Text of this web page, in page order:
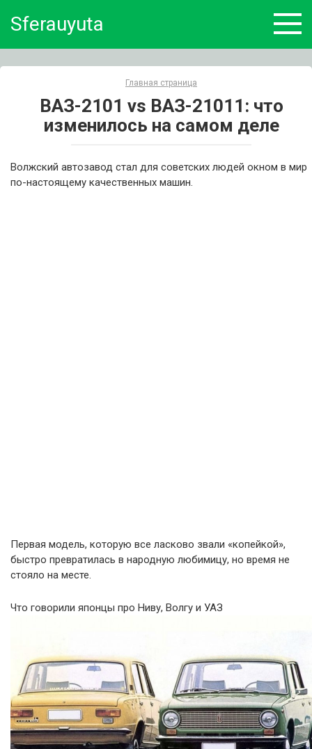
Sferauyuta
Главная страница
ВАЗ-2101 vs ВАЗ-21011: что
изменилось на самом деле
Волжский автозавод стал для советских людей окном в мир
по-настоящему качественных машин.
Первая модель, которую все ласково звали «копейкой»,
быстро превратилась в народную любимицу, но время не
стояло на месте.
Что говорили японцы про Ниву, Волгу и УАЗ